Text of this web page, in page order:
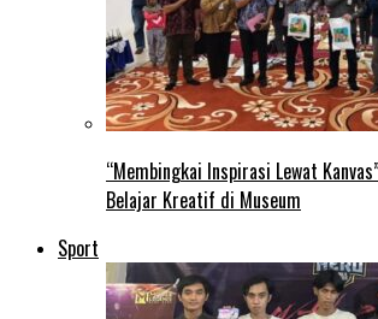
“Membingkai Inspirasi Lewat
Belajar Kreatif di Museum
Sport